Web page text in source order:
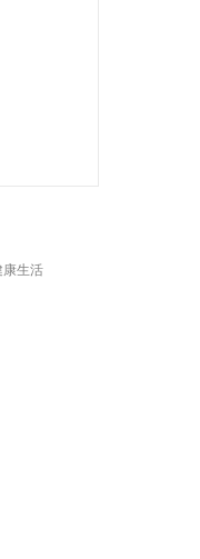
康生活